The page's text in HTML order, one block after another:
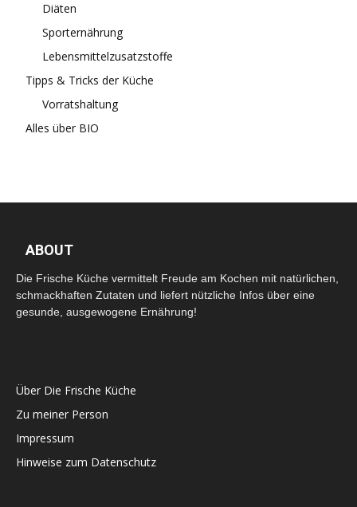
Diäten
Sporternährung
Lebensmittelzusatzstoffe
Tipps & Tricks der Küche
Vorratshaltung
Alles über BIO
ABOUT
Die Frische Küche vermittelt Freude am Kochen mit natürlichen,
schmackhaften Zutaten und liefert nützliche Infos über eine
gesunde, ausgewogene Ernährung!
Über Die Frische Küche
Zu meiner Person
Impressum
Hinweise zum Datenschutz